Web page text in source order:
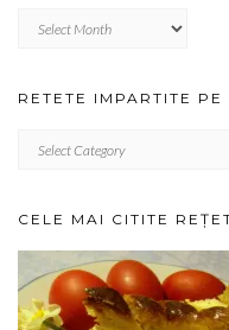
prin
RETETE IMPARTITE
IMPARTITE
CELE MAI CITITE